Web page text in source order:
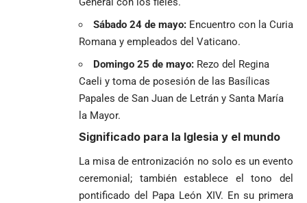
Sábado 24 de mayo: Encuentro con la Curia
Romana y empleados del Vaticano.
Domingo 25 de mayo: Rezo del Regina
Caeli y toma de posesión de las Basílicas
Papales de San Juan de Letrán y Santa María
la Mayor.
Significado para la Iglesia y el mundo
La misa de entronización no solo es un evento
ceremonial; también establece el tono del
pontificado del Papa León XIV. En su primera